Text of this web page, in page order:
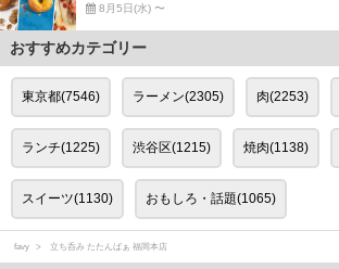
8月5日(水) 〜
おすすめカテゴリー
東京都(7546) ラーメン(2305) 肉(2253)
ランチ(1225) 渋谷区(1215) 焼肉(1138)
スイーツ(1130) おもしろ・話題(1065)
favy 立ち呑み たたんばぁ 福岡本店